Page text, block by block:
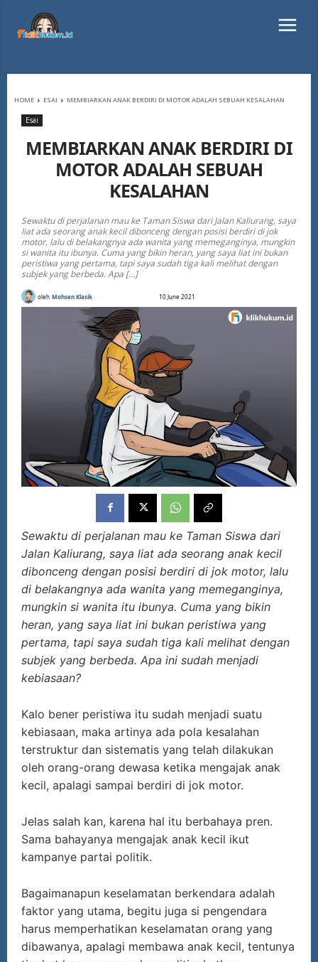
HOME ESAI MEMBIARKAN ANAK BERDIRI DI MOTOR ADALAH SEBUAH KESALAHAN
Esai
MEMBIARKAN ANAK BERDIRI DI
MOTOR ADALAH SEBUAH
KESALAHAN
Sewaktu di perjalanan mau ke Taman Siswa dari Jalan Kaliurang, saya
liat ada seorang anak kecil dibonceng dengan posisi berdiri di jok
motor, lalu di belakangnya ada wanita yang memeganginya, mungkin
si wanita itu ibunya. Cuma yang bikin heran, yang saya liat ini bukan
peristiwa yang pertama, tapi saya sudah tiga kali melihat dengan
subjek yang berbeda. Apa […]
oleh Mohsen Klasik 10 June 2021
Sewaktu di perjalanan mau ke Taman Siswa dari
Jalan Kaliurang, saya liat ada seorang anak kecil
dibonceng dengan posisi berdiri di jok motor, lalu
di belakangnya ada wanita yang memeganginya,
mungkin si wanita itu ibunya. Cuma yang bikin
heran, yang saya liat ini bukan peristiwa yang
pertama, tapi saya sudah tiga kali melihat dengan
subjek yang berbeda. Apa ini sudah menjadi
kebiasaan?
Kalo bener peristiwa itu sudah menjadi suatu
kebiasaan, maka artinya ada pola kesalahan
terstruktur dan sistematis yang telah dilakukan
oleh orang-orang dewasa ketika mengajak anak
kecil, apalagi sampai berdiri di jok motor.
Jelas salah kan, karena hal itu berbahaya pren.
Sama bahayanya mengajak anak kecil ikut
kampanye partai politik.
Bagaimanapun keselamatan berkendara adalah
faktor yang utama, begitu juga si pengendara
harus memperhatikan keselamatan orang yang
dibawanya, apalagi membawa anak kecil, tentunya